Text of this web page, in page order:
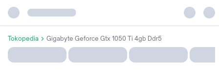
Tokopedia Gigabyte Geforce Gtx 1050 Ti 4gb Ddr5